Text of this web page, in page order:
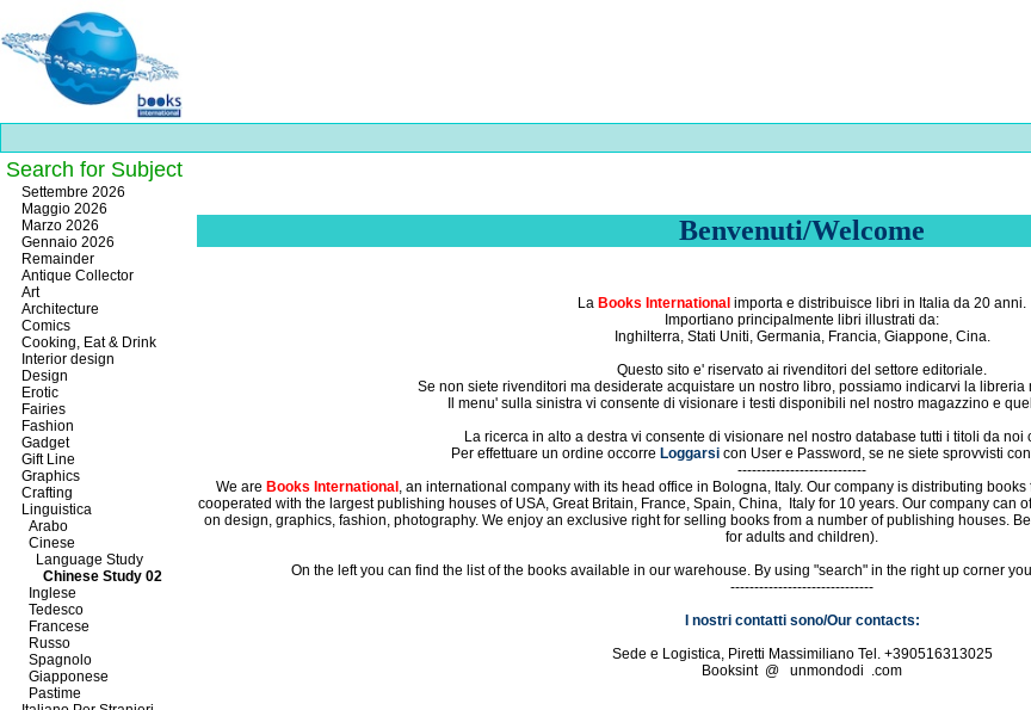
Best
slots
online
https://onlineslots.money/
Benvenuti/Welcome
La Books International importa e distribuisce libri in Italia da 20 anni.
Importiano principalmente libri illustrati da:
Inghilterra, Stati Uniti, Germania, Francia, Giappone, Cina.
Questo sito e' riservato ai rivenditori del settore editoriale.
Se non siete rivenditori ma desiderate acquistare un nostro libro, possiamo indicarvi la libreria
Il menu' sulla sinistra vi consente di visionare i testi disponibili nel nostro magazzino e
La ricerca in alto a destra vi consente di visionare nel nostro database tutti i titoli da noi
Per effettuare un ordine occorre Loggarsi con User e Password, se ne siete sprovvisti
---------------------------
We are Books International , an international company with its head office in Bologna, Italy. Our company is distributing
cooperated with the largest publishing houses of USA, Great Britain, France, Spain, China,
Italy for 10 years. Our company can
on design, graphics, fashion, photography. We enjoy an exclusive right for selling books from a number of publishing houses.
for adults and children).
On the left you can find the list of the books available in our warehouse. By using "search" in the right up corner
------------------------------
I nostri contatti sono/Our contacts:
Sede e Logistica, Piretti Massimiliano Tel. +390516313025
Booksint @ unmondodi .com
Search for Subject
Settembre 2026
Maggio 2026
Marzo 2026
Gennaio 2026
Remainder
Antique Collector
Art
Architecture
Comics
Cooking, Eat & Drink
Interior design
Design
Erotic
Fairies
Fashion
Gadget
Gift Line
Graphics
Crafting
Linguistica
Arabo
Cinese
Language Study
Chinese Study 02
Inglese
Tedesco
Francese
Russo
Spagnolo
Giapponese
Pastime